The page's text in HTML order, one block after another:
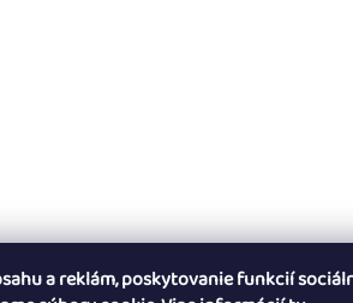
a reklám, poskytovanie funkcií